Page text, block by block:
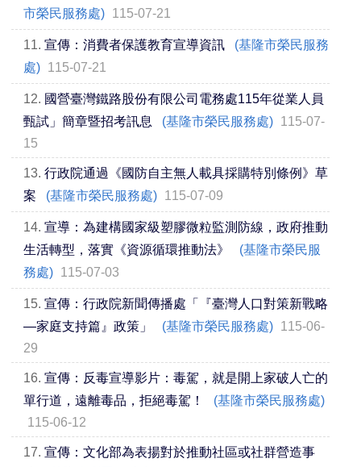
市榮民服務處) 115-07-21
11. 宣傳：消費者保護教育宣導資訊
(基隆市榮民服務
處) 115-07-21
12. 國營臺灣鐵路股份有限公司電務處115年從業人員
甄試」簡章暨招考訊息
(基隆市榮民服務處) 115-07-
15
13. 行政院通過《國防自主無人載具採購特別條例》草
案
(基隆市榮民服務處) 115-07-09
14. 宣導：為建構國家級塑膠微粒監測防線，政府推動
生活轉型，落實《資源循環推動法》
(基隆市榮民服
務處) 115-07-03
15. 宣傳：行政院新聞傳播處「『臺灣人口對策新戰略
—家庭支持篇』政策」
(基隆市榮民服務處) 115-06-
29
16. 宣傳：反毒宣導影片：毒駕，就是開上家破人亡的
單行道，遠離毒品，拒絕毒駕！
(基隆市榮民服務處)
115-06-12
17. 宣傳：文化部為表揚對於推動社區或社群營造事